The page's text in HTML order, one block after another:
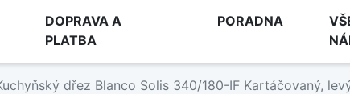
DOPRAVA A
PLATBA
PORADNA
dřez Blanco Solis 340/180-IF Kartáčovaný,